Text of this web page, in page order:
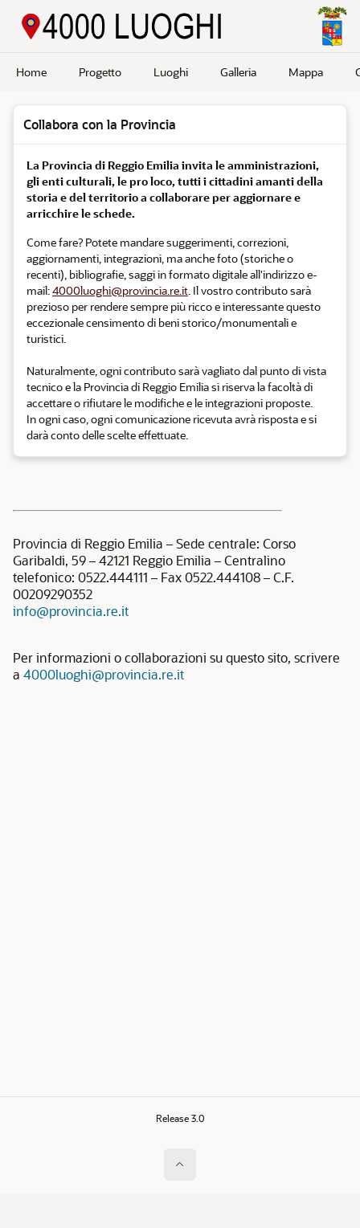
Home Progetto Luoghi Galleria Mappa
Collabora con la Provincia
La Provincia di Reggio Emilia invita le amministrazioni,
gli enti culturali, le pro loco, tutti i cittadini amanti della
storia e del territorio a collaborare per aggiornare e
arricchire le schede.
Come fare? Potete mandare suggerimenti, correzioni,
aggiornamenti, integrazioni, ma anche foto (storiche o
recenti), bibliografie, saggi in formato digitale all'indirizzo e-
mail:4000luoghi@provincia.re.it. Il vostro contributo sarà
prezioso per rendere sempre più ricco e interessante questo
eccezionale censimento di beni storico/monumentali e
turistici.
Naturalmente, ogni contributo sarà vagliato dal punto di vista
tecnico e la Provincia di Reggio Emilia si riserva la facoltà di
accettare o rifiutare le modifiche e le integrazioni proposte.
In ogni caso, ogni comunicazione ricevuta avrà risposta e si
darà conto delle scelte effettuate.
Provincia di Reggio Emilia – Sede centrale: Corso
Garibaldi, 59 – 42121 Reggio Emilia – Centralino
telefonico: 0522.444111 – Fax 0522.444108 – C.F.
00209290352
info@provincia.re.it
Per informazioni o collaborazioni su questo sito, scrivere
a 4000luoghi@provincia.re.it
Release 3.0